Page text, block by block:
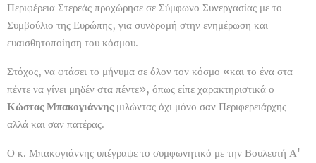
Περιφέρεια Στερεάς προχώρησε σε Σύμφωνο Συνεργασίας με το
Συμβούλιο της Ευρώπης, για συνδρομή στην ενημέρωση και
ευαισθητοποίηση του κόσμου.
Στόχος, να φτάσει το μήνυμα σε όλον τον κόσμο «και το ένα στα
πέντε να γίνει μηδέν στα πέντε», όπως είπε χαρακτηριστικά ο
Κώστας Μπακογιάννης μιλώντας όχι μόνο σαν Περιφερειάρχης
αλλά και σαν πατέρας.
Ο κ. Μπακογιάννης υπέγραψε το συμφωνητικό με την Βουλευτή Α'